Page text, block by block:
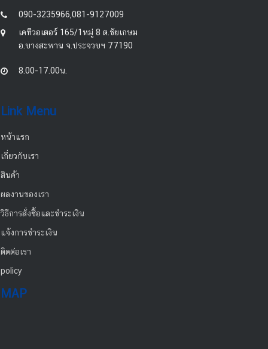
090-3235966,081-9127009
เคทีวอเตอร์ 165/1หมู่ 8 ต.ชัยเกษม
อ.บางสะพาน จ.ประจวบฯ 77190
8.00-17.00น.
Link Menu
หน้าแรก
เกี่ยวกับเรา
สินค้า
ผลงานของเรา
วิธีการสั่งซื้อและชำระเงิน
แจ้งการชำระเงิน
ติดต่อเรา
policy
MAP